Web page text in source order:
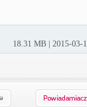
18.31 MB | 2015-03-